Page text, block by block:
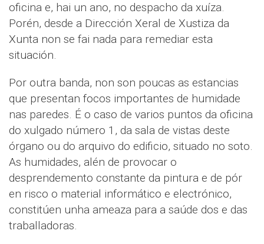
oficina e, hai un ano, no despacho da xuíza.
Porén, desde a Dirección Xeral de Xustiza da
Xunta non se fai nada para remediar esta
situación.
Por outra banda, non son poucas as estancias
que presentan focos importantes de humidade
nas paredes. É o caso de varios puntos da oficina
do xulgado número 1, da sala de vistas deste
órgano ou do arquivo do edificio, situado no soto.
As humidades, alén de provocar o
desprendemento constante da pintura e de pór
en risco o material informático e electrónico,
constitúen unha ameaza para a saúde dos e das
traballadoras.